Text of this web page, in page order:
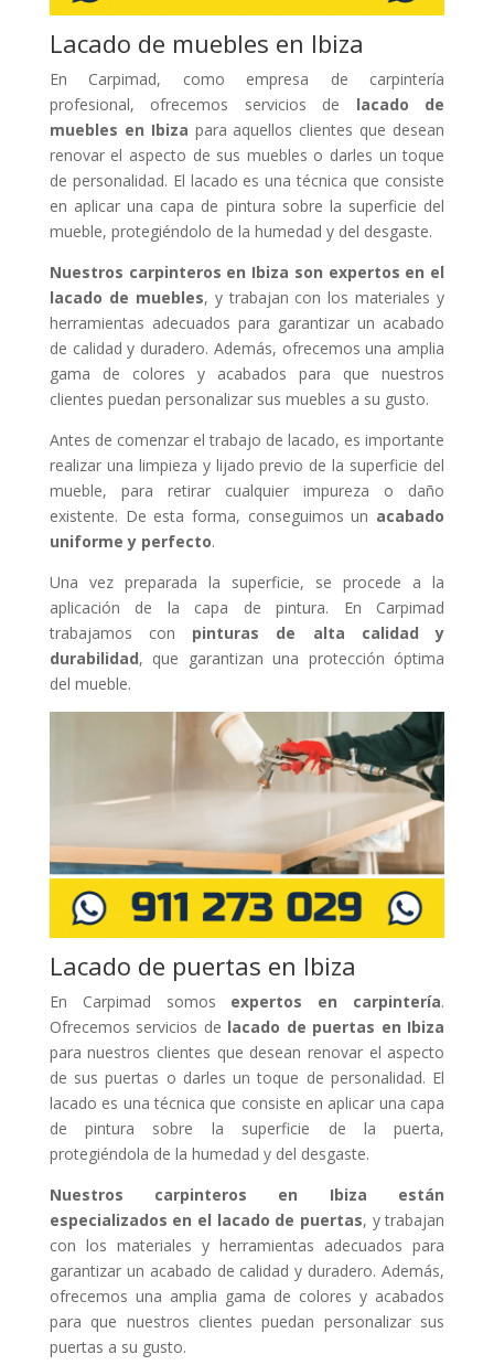
Lacado de muebles en Ibiza
En Carpimad, como empresa de carpintería
profesional, ofrecemos servicios de lacado de
muebles en Ibiza para aquellos clientes que desean
renovar el aspecto de sus muebles o darles un toque
de personalidad. El lacado es una técnica que consiste
en aplicar una capa de pintura sobre la superficie del
mueble, protegiéndolo de la humedad y del desgaste.
Nuestros carpinteros en Ibiza son expertos en el
lacado de muebles, y trabajan con los materiales y
herramientas adecuados para garantizar un acabado
de calidad y duradero. Además, ofrecemos una amplia
gama de colores y acabados para que nuestros
clientes puedan personalizar sus muebles a su gusto.
Antes de comenzar el trabajo de lacado, es importante
realizar una limpieza y lijado previo de la superficie del
mueble, para retirar cualquier impureza o daño
existente. De esta forma, conseguimos un acabado
uniforme y perfecto.
Una vez preparada la superficie, se procede a la
aplicación de la capa de pintura. En Carpimad
trabajamos con pinturas de alta calidad y
durabilidad, que garantizan una protección óptima
del mueble.
Lacado de puertas en Ibiza
En Carpimad somos expertos en carpintería.
Ofrecemos servicios de lacado de puertas en Ibiza
para nuestros clientes que desean renovar el aspecto
de sus puertas o darles un toque de personalidad. El
lacado es una técnica que consiste en aplicar una capa
de pintura sobre la superficie de la puerta,
protegiéndola de la humedad y del desgaste.
Nuestros carpinteros en Ibiza están
especializados en el lacado de puertas, y trabajan
con los materiales y herramientas adecuados para
garantizar un acabado de calidad y duradero. Además,
ofrecemos una amplia gama de colores y acabados
para que nuestros clientes puedan personalizar sus
puertas a su gusto.